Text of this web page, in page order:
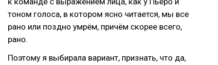
тоном голоса, в котором ясно читается, мы все
рано или поздно умрём, причём скорее всего,
рано.
Поэтому я выбирала вариант, признать, что да,